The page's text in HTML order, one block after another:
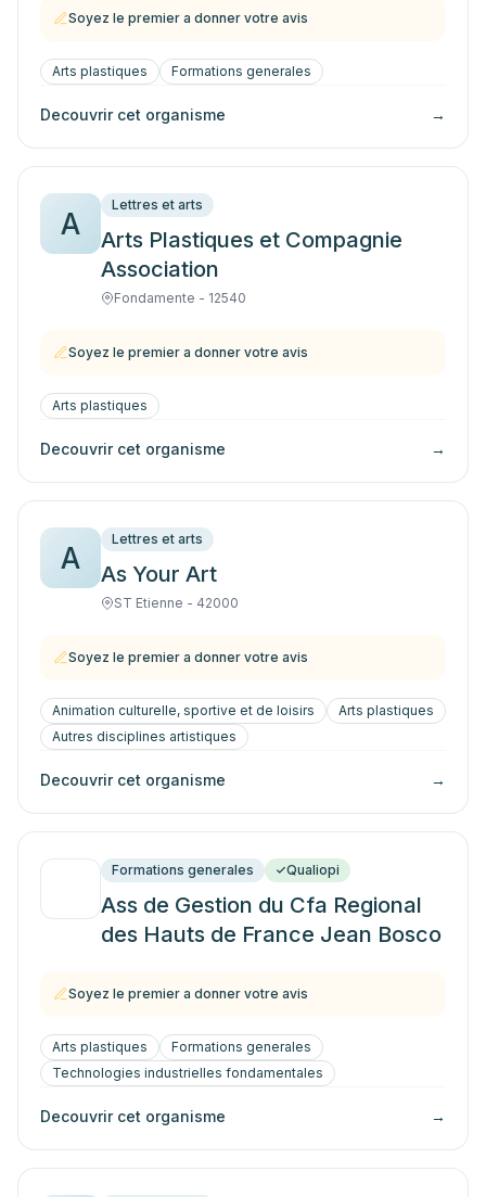
Soyez le premier a donner votre avis
Arts plastiques Formations generales
Decouvrir cet organisme →
A
Lettres et arts
Arts Plastiques et Compagnie
Association
Fondamente - 12540
Soyez le premier a donner votre avis
Arts plastiques
Decouvrir cet organisme →
A
Lettres et arts
As Your Art
ST Etienne - 42000
Soyez le premier a donner votre avis
Animation culturelle, sportive et de loisirs
Arts plastiques
Autres disciplines artistiques
Decouvrir cet organisme →
Formations generales Qualiopi
Ass de Gestion du Cfa Regional
des Hauts de France Jean Bosco
Soyez le premier a donner votre avis
Arts plastiques
Formations generales
Technologies industrielles fondamentales
Decouvrir cet organisme →